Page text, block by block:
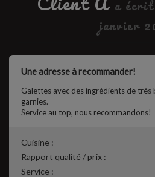
a
janvier
Une adresse à recommander!
Galettes avec des ingrédients de très
garnies.
Service au top, nous recommandons!
Cuisine :
Rapport qualité / prix :
Service :